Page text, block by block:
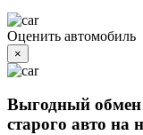
Оценить автомобиль
×
Выгодный обмен
старого авто на